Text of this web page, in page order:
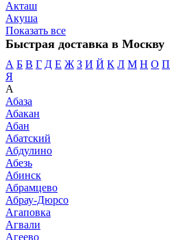
Акташ
Акуша
Показать все
Быстрая доставка в Москву
А Б В Г Д Е Ж З И Й К Л М Н О П
Я
А
Абаза
Абакан
Абан
Абатский
Абдулино
Абезь
Абинск
Абрамцево
Абрау-Дюрсо
Агаповка
Агвали
Агеево